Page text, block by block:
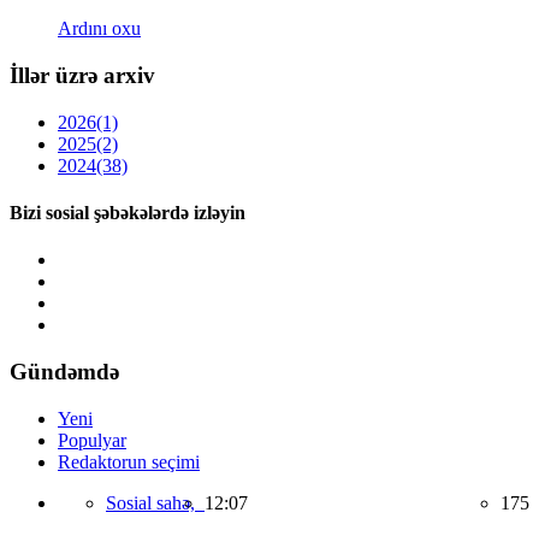
Ardını oxu
İllər üzrə arxiv
2026(1)
2025(2)
2024(38)
Bizi sosial şəbəkələrdə izləyin
Gündəmdə
Yeni
Populyar
Redaktorun seçimi
Sosial sahə, 12:07 175